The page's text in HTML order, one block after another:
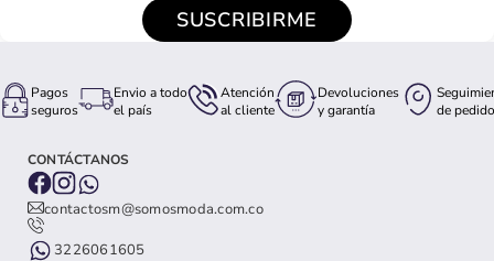
SUSCRIBIRME
Pagos
seguros
Envio a todo
el país
Atención
al cliente
Devoluciones
y garantía
de pedido
CONTÁCTANOS
contactosm@somosmoda.com.co
3226061605